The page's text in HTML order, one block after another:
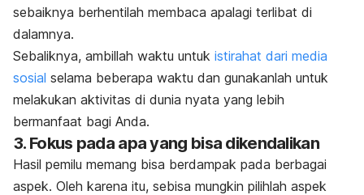
sebaiknya berhentilah membaca apalagi terlibat di
dalamnya.
Sebaliknya, ambillah waktu untuk istirahat dari media
sosial selama beberapa waktu dan gunakanlah untuk
melakukan aktivitas di dunia nyata yang lebih
bermanfaat bagi Anda.
3. Fokus pada apa yang bisa dikendalikan
Hasil pemilu memang bisa berdampak pada berbagai
aspek. Oleh karena itu, sebisa mungkin pilihlah aspek